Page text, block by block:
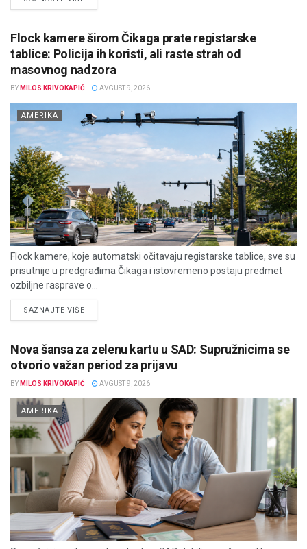
Flock kamere širom Čikaga prate registarske
tablice: Policija ih koristi, ali raste strah od
masovnog nadzora
BY MILOS KRIVOKAPIĆ AVGUST 9, 2026
AMERIKA
Flock kamere, koje automatski očitavaju registarske tablice, sve su
prisutnije u predgrađima Čikaga i istovremeno postaju predmet
ozbiljne rasprave o...
SAZNAJTE VIŠEDETAILS
Nova šansa za zelenu kartu u SAD: Supružnicima se
otvorio važan period za prijavu
BY MILOS KRIVOKAPIĆ AVGUST 9, 2026
AMERIKA